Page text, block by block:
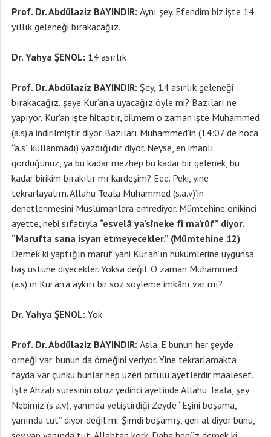
Prof. Dr. Abdülaziz BAYINDIR: Aynı şey. Efendim biz işte 14
yıllık geleneği bırakacağız.
Dr. Yahya ŞENOL: 14 asırlık
Prof. Dr. Abdülaziz BAYINDIR: Şey, 14 asırlık geleneği
bırakacağız, şeye Kur’an’a uyacağız öyle mi? Bazıları ne
yapıyor, Kur’an işte hitaptır, bilmem o zaman işte Muhammed
(a.s)’a indirilmiştir diyor. Bazıları Muhammed’in (14:07 de hoca
“a.s” kullanmadı) yazdığıdır diyor. Neyse, en imanlı
gördüğünüz, ya bu kadar mezhep bu kadar bir gelenek, bu
kadar birikim bırakılır mı kardeşim? Eee. Peki, yine
tekrarlayalım. Allahu Teala Muhammed (s.a.v)’in
denetlenmesini Müslümanlara emrediyor. Mümtehine onikinci
ayette, nebi sıfatıyla “esvelâ ya’sîneke fî ma’rûf” diyor.
“Marufta sana isyan etmeyecekler.” (Mümtehine 12)
Demek ki yaptığın maruf yani Kur’an’ın hükümlerine uygunsa
baş üstüne diyecekler. Yoksa değil. O zaman Muhammed
(a.s)’ın Kur’an’a aykırı bir söz söyleme imkânı var mı?
Dr. Yahya ŞENOL: Yok.
Prof. Dr. Abdülaziz BAYINDIR: Asla. E bunun her şeyde
örneği var, bunun da örneğini veriyor. Yine tekrarlamakta
fayda var çünkü bunlar hep üzeri örtülü ayetlerdir maalesef.
İşte Ahzab suresinin otuz yedinci ayetinde Allahu Teala, şey
Nebimiz (s.a.v), yanında yetiştirdiği Zeyd’e “Eşini boşama,
yanında tut” diyor değil mi. Şimdi boşamış, geri al diyor bunu,